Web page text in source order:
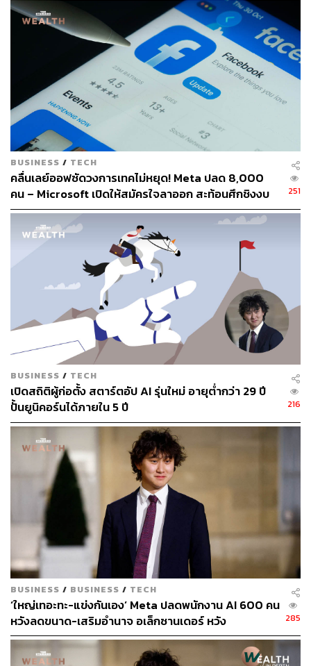
BUSINESS / TECH
คลื่นเลย์ออฟซัดวงการเทคไม่หยุด! Meta ปลด 8,000
คน – Microsoft เปิดให้สมัครใจลาออก สะท้อนศึกชิงงบ
ลงทุน AI ที่ยังไม่เห็นปลายทาง
251
BUSINESS / TECH
เปิดสถิติผู้ก่อตั้ง สตาร์ตอัป AI รุ่นใหม่ อายุต่ำกว่า 29 ปี
ปั้นยูนิคอร์นได้ภายใน 5 ปี
216
BUSINESS / BUSINESS / TECH
‘ใหญ่เทอะทะ-แข่งกันเอง’ Meta ปลดพนักงาน AI 600 คน
หวังลดขนาด-เสริมอำนาจ อเล็กซานเดอร์ หวัง
285